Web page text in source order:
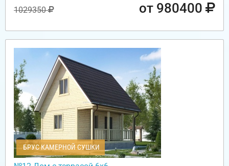
1029350 от 980400
БРУС КАМЕРНОЙ СУШКИ